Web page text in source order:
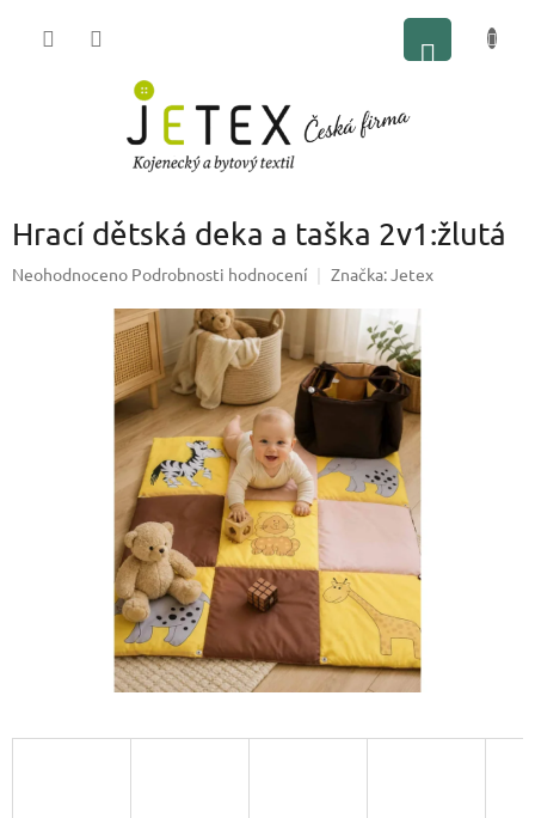
Hrací dětská deka a taška 2v1:žlutá
Průměrné
Neohodnoceno Podrobnosti hodnocení Značka:Jetex